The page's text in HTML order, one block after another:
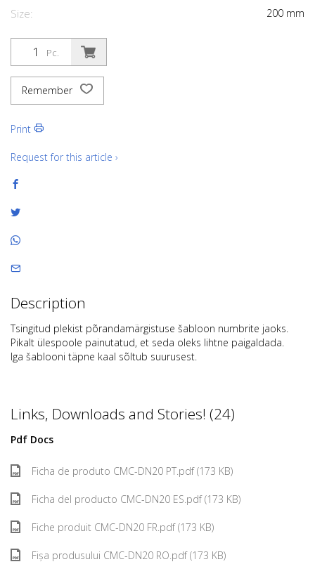
Size: 200 mm
Pc.
Remember
Print
Request for this article ›
Description
Tsingitud plekist põrandamärgistuse šabloon numbrite jaoks.
Pikalt ülespoole painutatud, et seda oleks lihtne paigaldada.
Iga šablooni täpne kaal sõltub suurusest.
Links, Downloads and Stories! (24)
Pdf Docs
Ficha de produto CMC-DN20 PT.pdf (173 KB)
Ficha del producto CMC-DN20 ES.pdf (173 KB)
Fiche produit CMC-DN20 FR.pdf (173 KB)
Fișa produsului CMC-DN20 RO.pdf (173 KB)